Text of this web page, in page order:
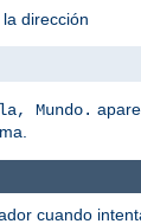
dirección
Mundo.
cuando